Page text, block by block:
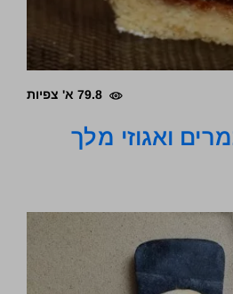
79.8 א' צפיות
ואגוזי מלך